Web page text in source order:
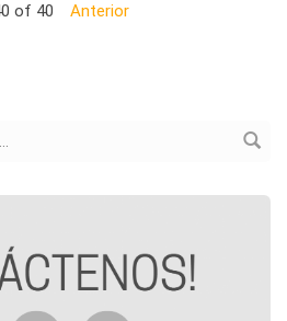
of 40 Anterior